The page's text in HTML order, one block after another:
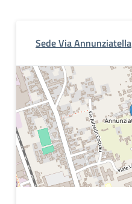
Sede Via Annunziatella